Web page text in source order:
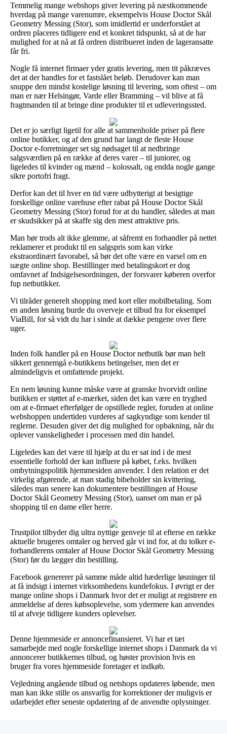
Temmelig mange webshops giver levering på næstkommende
hverdag på mange varenumre, eksempelvis House Doctor Skål
Geometry Messing (Stor), som imidlertid er underforstået at
ordren placeres tidligere end et konkret tidspunkt, så at de har
mulighed for at nå at få ordren distribueret inden de lageransatte
får fri.
Nogle få internet firmaer yder gratis levering, men tit påkræves
det at der handles for et fastslået beløb. Derudover kan man
snuppe den mindst kostelige løsning til levering, som oftest – om
man er nær Helsingør, Varde eller Bramming – vil blive at få
fragtmanden til at bringe dine produkter til et udleveringssted.
Det er jo særligt ligetil for alle at sammenholde priser på flere
online butikker, og af den grund har langt de fleste House
Doctor e-forretninger set sig nødsaget til at nedbringe
salgsværdien på en række af deres varer – til juniorer, og
ligeledes til kvinder og mænd – kolossalt, og endda nogle gange
sikre portofri fragt.
Derfor kan det til hver en tid være udbytterigt at besigtige
forskellige online varehuse efter rabat på House Doctor Skål
Geometry Messing (Stor) forud for at du handler, således at man
er skudsikker på at skaffe sig den mest attraktive pris.
Man bør trods alt ikke glemme, at såfremt en forhandler på nettet
reklamerer et produkt til en salgspris som kan virke
ekstraordinært favorabel, så bør det ofte være en varsel om en
uægte online shop. Bestillinger med betalingskort er dog
omfavnet af Indsigelsesordningen, der forsvarer køberen overfor
fup netbutikker.
Vi tilråder generelt shopping med kort eller mobilbetaling. Som
en anden løsning burde du overveje et tilbud fra for eksempel
ViaBill, for så vidt du har i sinde at dække pengene over flere
uger.
Inden folk handler på en House Doctor netbutik bør man helt
sikkert gennemgå e-butikkens betingelser, men det er
almindeligvis et omfattende projekt.
En nem løsning kunne måske være at granske hvorvidt online
butikken er støttet af e-mærket, siden det kan være en tryghed
om at e-firmaet efterfølger de opstillede regler, foruden at online
webshoppen undertiden vurderes af sagkyndige som kender til
reglerne. Desuden giver det dig mulighed for opbakning, når du
oplever vanskeligheder i processen med din handel.
Ligeledes kan det være til hjælp at du er sat ind i de mest
essentielle forhold der kan influere på købet, f.eks. hvilken
ombytningspolitik hjemmesiden anvender. I den relation er det
virkelig afgørende, at man stadig bibeholder sin kvittering,
således man senere kan dokumentere bestillingen af House
Doctor Skål Geometry Messing (Stor), uanset om man er på
shopping til en dame eller herre.
Trustpilot tilbyder dig ultra nyttige genveje til at efterse en række
aktuelle brugeres omtaler og herved går vi ind for, at du tolker e-
forhandlerens omtaler af House Doctor Skål Geometry Messing
(Stor) før du lægger din bestilling.
Facebook genererer på samme måde altid hæderlige løsninger til
at få indsigt i internet virksomhedens kundefokus. I øvrigt er der
mange online shops i Danmark hvor det er muligt at registrere en
anmeldelse af deres købsoplevelse, som ydermere kan anvendes
til at afveje tidligere kunders oplevelser.
Denne hjemmeside er annoncefinansieret. Vi har et tæt
samarbejde med nogle forskellige internet shops i Danmark da vi
annoncerer butikkernes tilbud, og høster provision hvis en
bruger fra vores hjemmeside foretager et indkøb.
Vejledning angående tilbud og netshops opdateres løbende, men
man kan ikke stille os ansvarlig for korrektioner der muligvis er
udarbejdet efter seneste opdatering af de anvendte oplysninger.